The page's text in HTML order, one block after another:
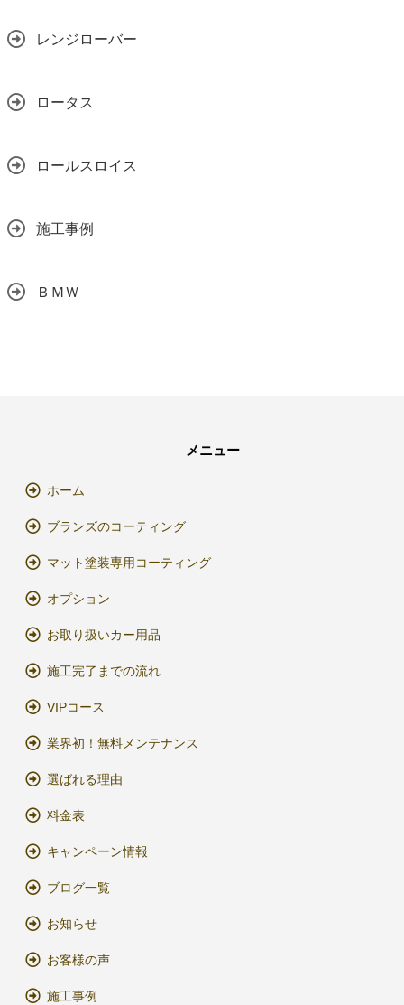
レンジローバー
ロータス
ロールスロイス
施工事例
ＢＭＷ
メニュー
ホーム
ブランズのコーティング
マット塗装専用コーティング
オプション
お取り扱いカー用品
施工完了までの流れ
VIPコース
業界初！無料メンテナンス
選ばれる理由
料金表
キャンペーン情報
ブログ一覧
お知らせ
お客様の声
施工事例